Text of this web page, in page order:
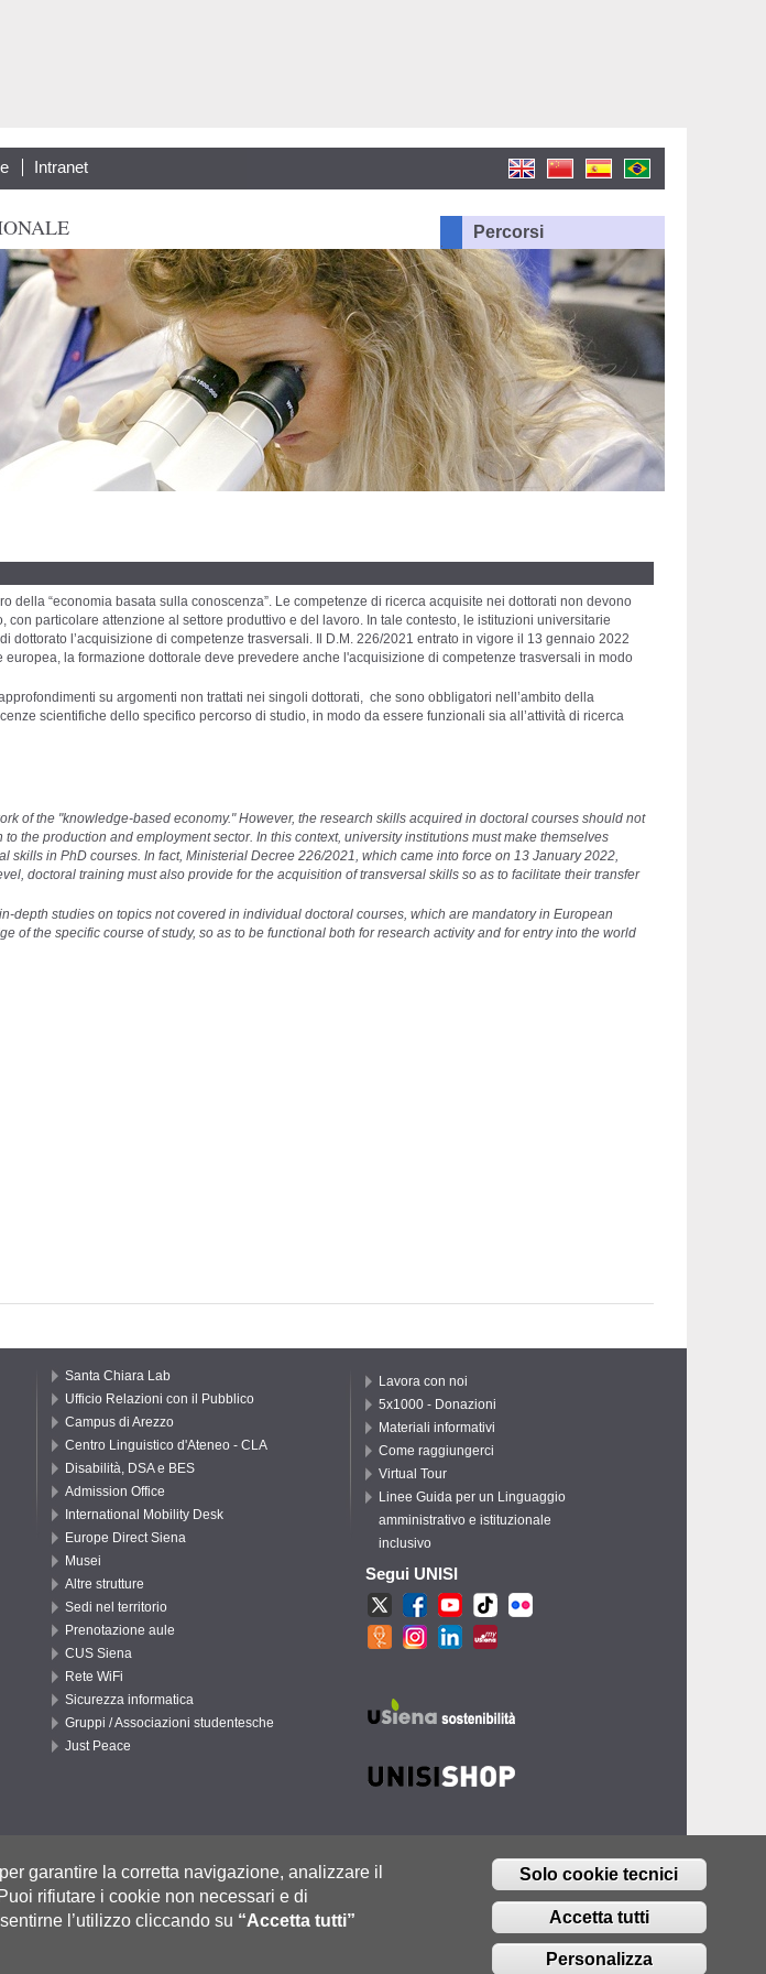
Intranet
Percorsi
“economia basata sulla conoscenza”. Le competenze di ricerca acquisite nei dottorati non devono
particolare attenzione al settore produttivo e del lavoro. In tale contesto, le istituzioni universitarie
l’acquisizione di competenze trasversali. Il D.M. 226/2021 entrato in vigore il 13 gennaio 2022
la formazione dottorale deve prevedere anche l'acquisizione di competenze trasversali in modo
su argomenti non trattati nei singoli dottorati, che sono obbligatori nell’ambito della
scientifiche dello specifico percorso di studio, in modo da essere funzionali sia all’attività di ricerca
of the "knowledge-based economy." However, the research skills acquired in doctoral courses should not
the production and employment sector. In this context, university institutions must make themselves
in PhD courses. In fact, Ministerial Decree 226/2021, which came into force on 13 January 2022,
doctoral training must also provide for the acquisition of transversal skills so as to facilitate their transfer
studies on topics not covered in individual doctoral courses, which are mandatory in European
the specific course of study, so as to be functional both for research activity and for entry into the world
Santa Chiara Lab
Ufficio Relazioni con il Pubblico
Campus di Arezzo
Centro Linguistico d'Ateneo - CLA
Disabilità, DSA e BES
Admission Office
International Mobility Desk
Europe Direct Siena
Musei
Altre strutture
Sedi nel territorio
Prenotazione aule
CUS Siena
Rete WiFi
Sicurezza informatica
Gruppi / Associazioni studentesche
Just Peace
Lavora con noi
5x1000 - Donazioni
Materiali informativi
Come raggiungerci
Virtual Tour
Linee Guida per un Linguaggio
amministrativo e istituzionale
inclusivo
Segui UNISI
Elettronica
alle 10.30)
garantire la corretta navigazione, analizzare il
Puoi rifiutare i cookie non necessari e di
l’utilizzo cliccando su “Accetta tutti”
Solo cookie tecnici
Accetta tutti
Personalizza